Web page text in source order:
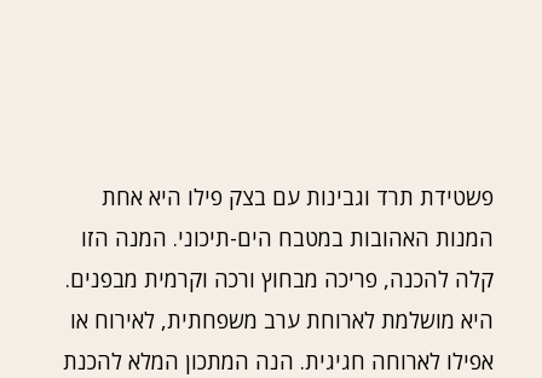
פשטידת תרד וגבינות עם בצק פילו היא אחת
המנות האהובות במטבח הים-תיכוני. המנה הזו
קלה להכנה, פריכה מבחוץ ורכה וקרמית מבפנים.
היא מושלמת לארוחת ערב משפחתית, לאירוח או
אפילו לארוחה חגיגית. הנה המתכון המלא להכנת